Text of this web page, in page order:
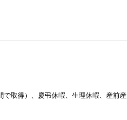
取得）、慶弔休暇、生理休暇、産前産